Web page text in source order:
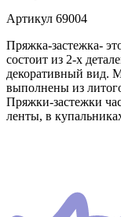
Артикул 69004
Пряжка-застежка-
состоит из 2-х
декоративный вид.
выполнены из
Пряжки-застежки
ленты, в